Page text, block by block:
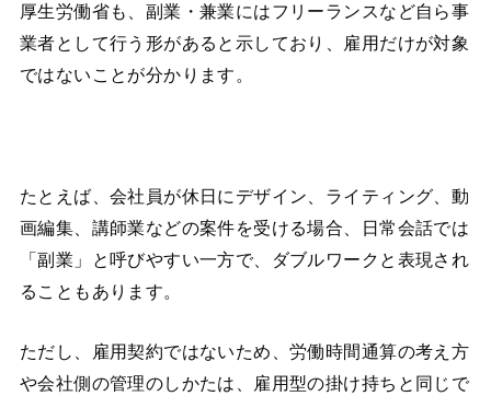
厚生労働省も、副業・兼業にはフリーランスなど自ら事
業者として行う形があると示しており、雇用だけが対象
ではないことが分かります。
たとえば、会社員が休日にデザイン、ライティング、動
画編集、講師業などの案件を受ける場合、日常会話では
「副業」と呼びやすい一方で、ダブルワークと表現され
ることもあります。
ただし、雇用契約ではないため、労働時間通算の考え方
や会社側の管理のしかたは、雇用型の掛け持ちと同じで